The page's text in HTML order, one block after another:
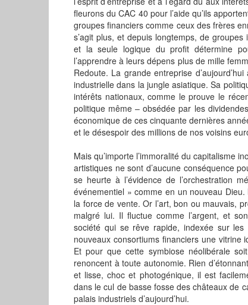
fleurons du CAC 40 pour l’aide qu’ils
groupes financiers comme ceux des frères
s’agit plus, et depuis longtemps, de
et la seule logique du profit détermine
l’apprendre à leurs dépens plus de mille
Redoute. La grande entreprise
industrielle dans la jungle asiatique. Sa
intérêts nationaux, comme le prouve le
politique même – obsédée par les
économique de ces cinquante dernières
et le désespoir des millions de nos voisins
Mais qu’importe l’immoralité du capitalisme
artistiques ne sont d’aucune conséquence
se heurte à l’évidence de l’orchestration
événementiel » comme en un nouveau
la force de vente. Or l’art, bon ou mauvais,
malgré lui. Il fluctue comme l’argent, et
société qui se rêve rapide, indexée sur
nouveaux consortiums financiers une
Et pour que cette symbiose néolibérale
renoncent à toute autonomie. Rien
et lisse, choc et photogénique, il est
dans le cul de basse fosse des châteaux de
palais industriels d’aujourd’hui.